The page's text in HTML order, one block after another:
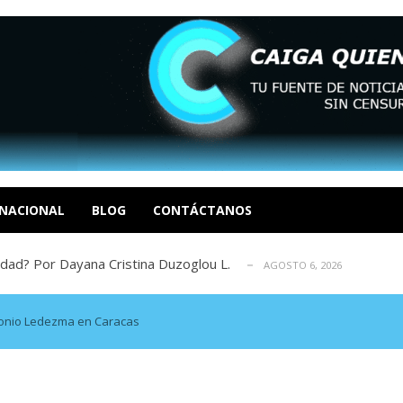
BLOG CONTÁCTANOS
de derechos humanos en el Minister... AGOSTO 6, 2026
un mercado impulsado por el auge de... AGOSTO 6, 2026
La Guaira que hasta ahora no había ...
Por Dayana Cristina Duzoglou L.
apagones y promesas incumplidas... AGOSTO 6, 2026
de derechos humanos en el Minister... AGOSTO 6, 2026
un mercado impulsado por el auge de...
en La Guaira que hasta ahora no había ... AGOSTO 6, 2026
Ledezma en Caracas